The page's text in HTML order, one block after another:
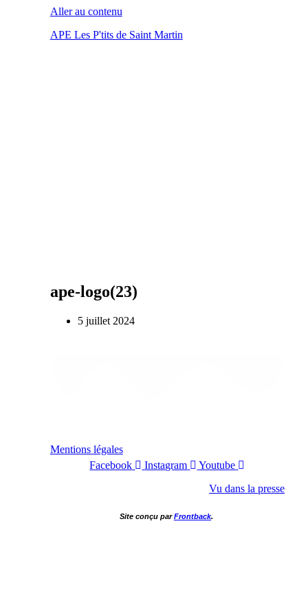
Aller au contenu
APE Les P'tits de Saint Martin
ape-logo(23)
5 juillet 2024
Mentions légales
Facebook
Instagram
Youtube
Vu dans la presse
Site conçu parFrontback.